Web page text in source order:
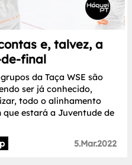
e, talvez, a
final
da Taça WSE são
ser já conhecido,
todo o alinhamento
estará a Juventude de
5.Mar.2022